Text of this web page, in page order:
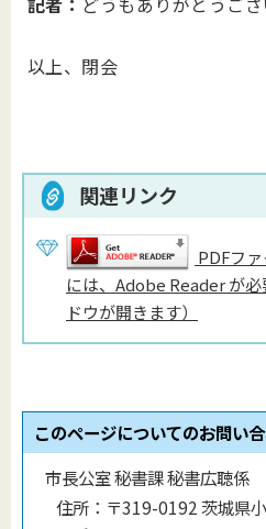
以上、閉会
関連リンク
PDFフ
には、Adobe Reader が
ドウが開きます）
このページについてのお問い
市長公室 秘書課 秘書広聴係
住所： 〒319-0192 茨城県